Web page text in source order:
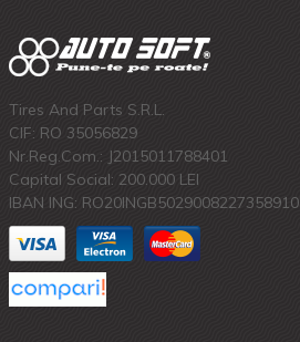
Tires And Parts S.R.L.
CIF: RO 35056829
Nr.Reg.Com.: J2015011788401
Capital Social: 200.000 LEI
IBAN ING: RO20INGB5029008227358910